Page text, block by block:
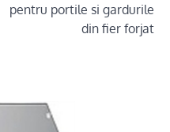
pentru portile si gardurile
din fier forjat